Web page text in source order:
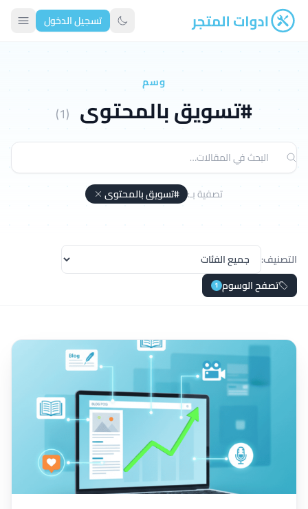
ادوات المتجر تبديل الوضع الداكن
تسجيل الدخول
وسم
#تسويق بالمحتوى (1)
تصفية بـ: #تسويق بالمحتوى
التصنيف:
تصفح الوسوم 1